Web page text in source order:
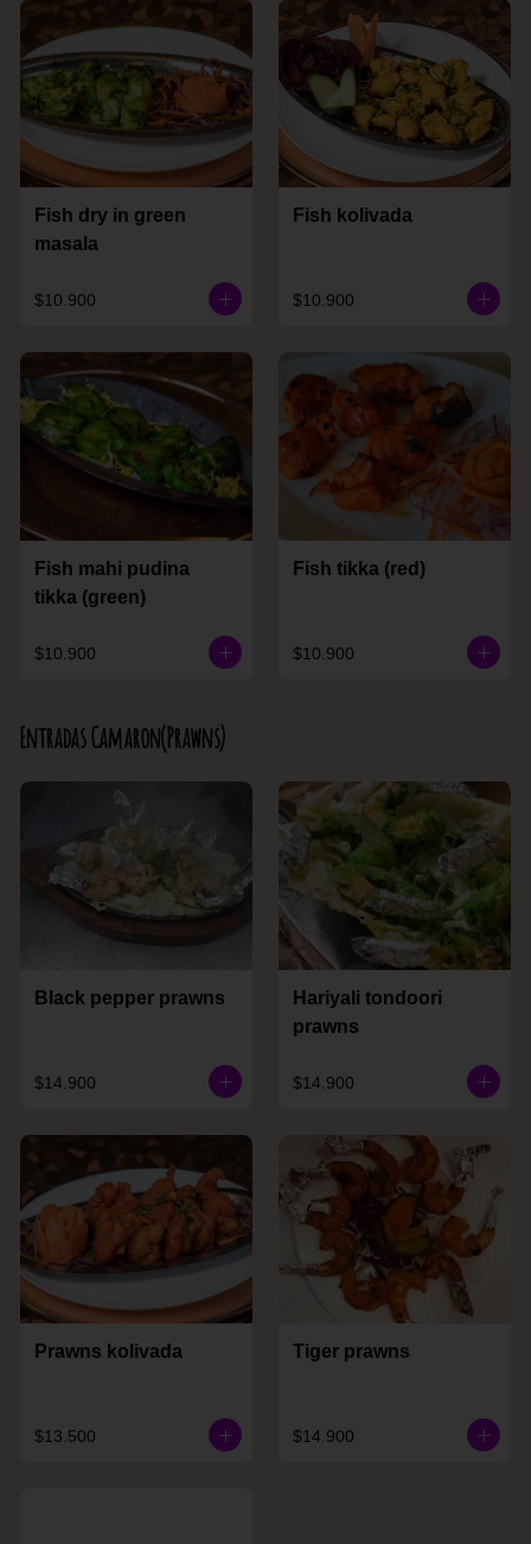
Fish dry in green
masala
$10.900
Fish kolivada
$10.900
Fish mahi pudina
tikka (green)
$10.900
Fish tikka (red)
$10.900
Entradas Camaron(Prawns)
Black pepper prawns
$14.900
Hariyali tondoori
prawns
$14.900
Prawns kolivada
$13.500
Tiger prawns
$14.900